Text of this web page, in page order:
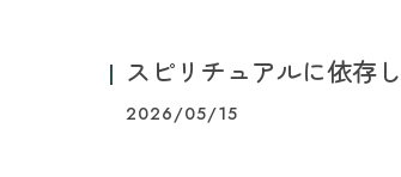
スピリチュアルに依存
2026/05/15